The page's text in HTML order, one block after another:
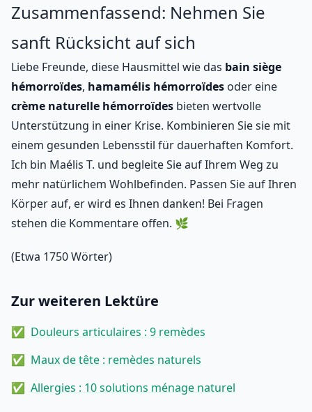
Zusammenfassend: Nehmen Sie
sanft Rücksicht auf sich
Liebe Freunde, diese Hausmittel wie das bain siège
hémorroïdes, hamamélis hémorroïdes oder eine
crème naturelle hémorroïdes bieten wertvolle
Unterstützung in einer Krise. Kombinieren Sie sie mit
einem gesunden Lebensstil für dauerhaften Komfort.
Ich bin Maélis T. und begleite Sie auf Ihrem Weg zu
mehr natürlichem Wohlbefinden. Passen Sie auf Ihren
Körper auf, er wird es Ihnen danken! Bei Fragen
stehen die Kommentare offen. 🌿
(Etwa 1750 Wörter)
Zur weiteren Lektüre
Douleurs articulaires : 9 remèdes
Maux de tête : remèdes naturels
Allergies : 10 solutions ménage naturel